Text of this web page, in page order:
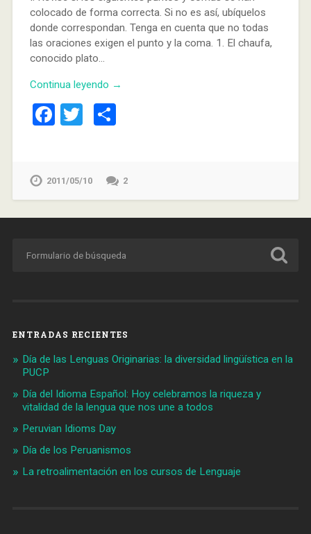
colocado de forma correcta. Si no es así, ubíquelos
donde correspondan. Tenga en cuenta que no todas
las oraciones exigen el punto y la coma. 1. El chaufa,
conocido plato…
Continua leyendo →
Facebook
Twitter
2011/05/10 2
ENTRADAS RECIENTES
Día de las Lenguas Originarias: la diversidad lingüística en la
PUCP
Día del Idioma Español: Hoy celebramos la riqueza y
vitalidad de la lengua que nos une a todos
Peruvian Idioms Day
Día de los Peruanismos
La retroalimentación en los cursos de Lenguaje